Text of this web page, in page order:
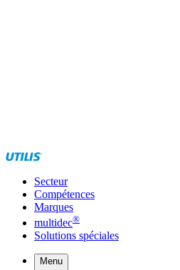
Secteur
Compétences
Marques
multidec®
Solutions spéciales
Menu